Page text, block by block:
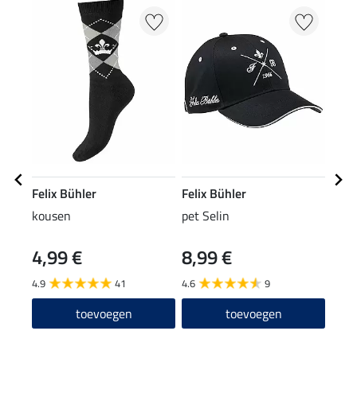
Felix Bühler
kousen
4,99 €
4.9 41
toevoegen
Felix Bühler
pet Selin
8,99 €
4.6 9
toevoegen